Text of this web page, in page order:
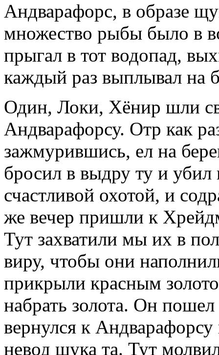
Андварафорс, в образе
множество рыбы было в
прыгал в тот водопад,
каждый раз выплывал на
Один, Локи, Хёнир шли
Андварафорсу. Отр как
зажмурившись, ел на
бросил в выдру ту и убил
счастливой охотой, и
же вечер пришли к
Тут захватили мы их в
виру, чтобы они
прикрыли красным
набрать золота. Он
вернулся к
невод щука та. Тут